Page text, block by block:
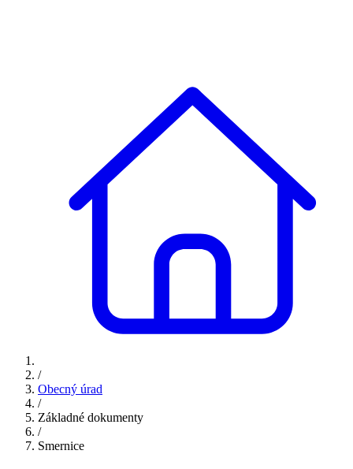
/
Obecný úrad
/
Základné dokumenty
/
Smernice